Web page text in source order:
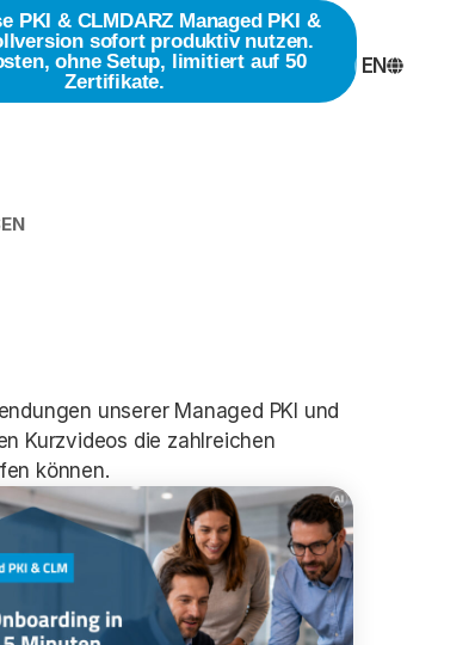
PKI & CLMDARZ Managed PKI &
sofort produktiv nutzen.
ohne Setup, limitiert auf 50
Zertifikate.
EN
unserer Managed PKI und
Kurzvideos die zahlreichen
können.